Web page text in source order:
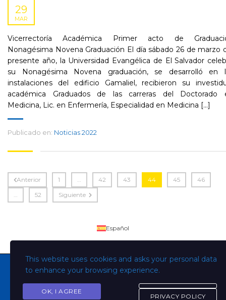
29
MAR
Vicerrectoría Académica Primer acto de
Nonagésima Novena Graduación El día sábado 26 de marzo
presente año, la Universidad Evangélica de El Salvador
su Nonagésima Novena graduación, se desarrolló en
instalaciones del edificio Gamaliel, recibieron su
académica Graduados de las carreras del Doctorado
Medicina, Lic. en Enfermería, Especialidad en Medicina [...]
Publicado en: Noticias 2022
Anterior 1 … 42 43 44 45
46
…
52 Siguiente
Copyright © Todos los derechos son de la Universidad
This website uses cookies and asks your personal data
to enhance your browsing experience.
OK, I AGREE
PRIVACY POLICY
Español